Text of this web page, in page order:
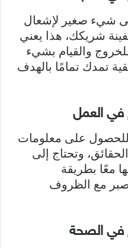
شيء صغير لإشعال
شريكك، هذا يعني
والقيام بشيء
تمدك تمامًا بالهدف
في العمل
على معلومات
وتحتاج إلى
معًا بطريقة
مع الظروف
في الصحة